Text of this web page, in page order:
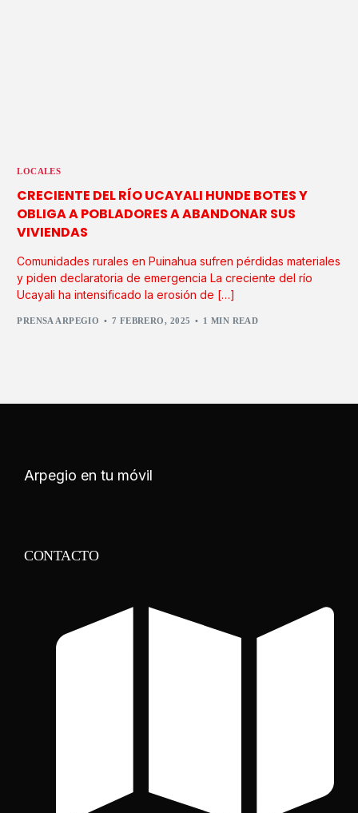
LOCALES
CRECIENTE DEL RÍO UCAYALI HUNDE BOTES Y
OBLIGA A POBLADORES A ABANDONAR SUS
VIVIENDAS
Comunidades rurales en Puinahua sufren pérdidas materiales
y piden declaratoria de emergencia La creciente del río
Ucayali ha intensificado la erosión de […]
PRENSA ARPEGIO 7 FEBRERO, 2025 1 MIN READ
Arpegio en tu móvil
CONTACTO